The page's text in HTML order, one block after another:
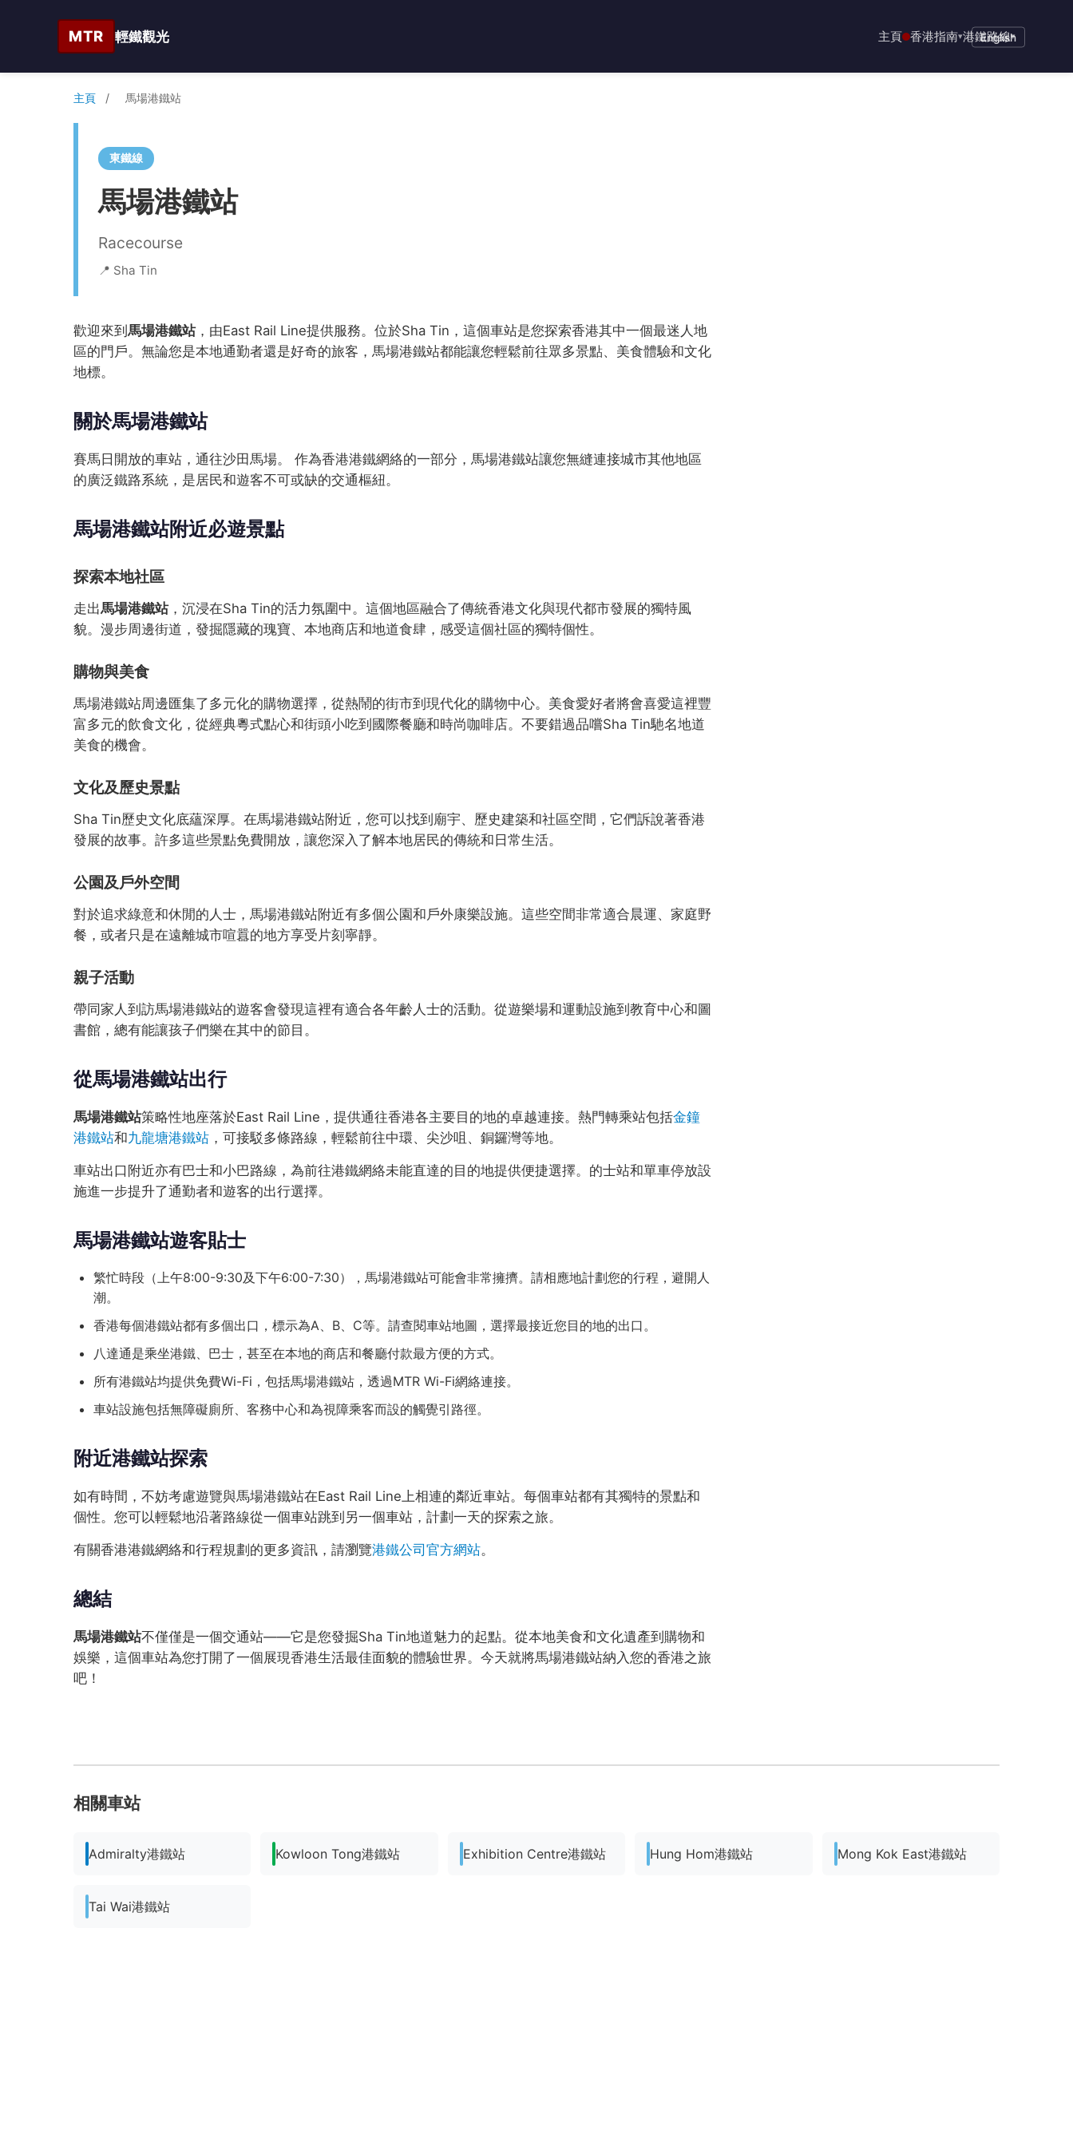
MTR 輕鐵觀光 主頁 香港指南▾港鐵路線▾
English
主頁 / 馬場港鐵站
東鐵線
馬場港鐵站
Racecourse
📍 Sha Tin
歡迎來到 馬場港鐵站，由East Rail Line提供服務。位於Sha Tin，這個車站是您探索香港其中一個最迷人地
區的門戶。無論您是本地通勤者還是好奇的旅客，馬場港鐵站都能讓您輕鬆前往眾多景點、美食體驗和文化
地標。
關於馬場港鐵站
賽馬日開放的車站，通往沙田馬場。 作為香港港鐵網絡的一部分，馬場港鐵站讓您無縫連接城市其他地區
的廣泛鐵路系統，是居民和遊客不可或缺的交通樞紐。
馬場港鐵站附近必遊景點
探索本地社區
走出馬場港鐵站，沉浸在Sha Tin的活力氛圍中。這個地區融合了傳統香港文化與現代都市發展的獨特風
貌。漫步周邊街道，發掘隱藏的瑰寶、本地商店和地道食肆，感受這個社區的獨特個性。
購物與美食
馬場港鐵站周邊匯集了多元化的購物選擇，從熱鬧的街市到現代化的購物中心。美食愛好者將會喜愛這裡豐
富多元的飲食文化，從經典粵式點心和街頭小吃到國際餐廳和時尚咖啡店。不要錯過品嚐Sha Tin馳名地道
美食的機會。
文化及歷史景點
Sha Tin歷史文化底蘊深厚。在馬場港鐵站附近，您可以找到廟宇、歷史建築和社區空間，它們訴說著香港
發展的故事。許多這些景點免費開放，讓您深入了解本地居民的傳統和日常生活。
公園及戶外空間
對於追求綠意和休閒的人士，馬場港鐵站附近有多個公園和戶外康樂設施。這些空間非常適合晨運、家庭野
餐，或者只是在遠離城市喧囂的地方享受片刻寧靜。
親子活動
帶同家人到訪馬場港鐵站的遊客會發現這裡有適合各年齡人士的活動。從遊樂場和運動設施到教育中心和圖
書館，總有能讓孩子們樂在其中的節目。
從馬場港鐵站出行
馬場港鐵站策略性地座落於East Rail Line，提供通往香港各主要目的地的卓越連接。熱門轉乘站包括金鐘
港鐵站和九龍塘港鐵站 ，可接駁多條路線，輕鬆前往中環、尖沙咀、銅鑼灣等地。
車站出口附近亦有巴士和小巴路線，為前往港鐵網絡未能直達的目的地提供便捷選擇。的士站和單車停放設
施進一步提升了通勤者和遊客的出行選擇。
馬場港鐵站遊客貼士
繁忙時段（上午8:00-9:30及下午6:00-7:30），馬場港鐵站可能會非常擁擠。請相應地計劃您的行程，避開人
潮。
香港每個港鐵站都有多個出口，標示為A、B、C等。請查閱車站地圖，選擇最接近您目的地的出口。
八達通是乘坐港鐵、巴士，甚至在本地的商店和餐廳付款最方便的方式。
所有港鐵站均提供免費Wi-Fi，包括馬場港鐵站，透過MTR Wi-Fi網絡連接。
車站設施包括無障礙廁所、客務中心和為視障乘客而設的觸覺引路徑。
附近港鐵站探索
如有時間，不妨考慮遊覽與馬場港鐵站在East Rail Line上相連的鄰近車站。每個車站都有其獨特的景點和
個性。您可以輕鬆地沿著路線從一個車站跳到另一個車站，計劃一天的探索之旅。
有關香港港鐵網絡和行程規劃的更多資訊，請瀏覽港鐵公司官方網站。
總結
馬場港鐵站不僅僅是一個交通站——它是您發掘Sha Tin地道魅力的起點。從本地美食和文化遺產到購物和
娛樂，這個車站為您打開了一個展現香港生活最佳面貌的體驗世界。今天就將馬場港鐵站納入您的香港之旅
吧！
相關車站
Admiralty港鐵站 Kowloon Tong港鐵站 Exhibition Centre港鐵站 Hung Hom港鐵站 Mong Kok East港鐵站
Tai Wai港鐵站